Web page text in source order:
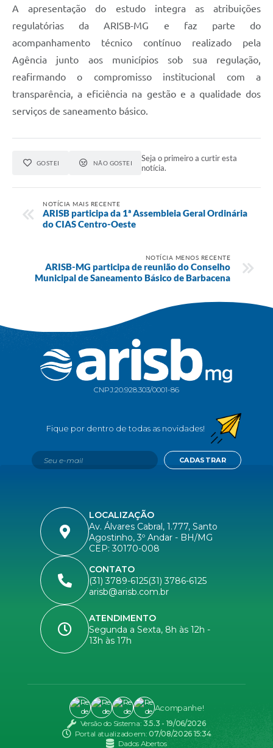
A apresentação do estudo integra as atribuições
regulatórias da ARISB-MG e faz parte do
acompanhamento técnico contínuo realizado pela
Agência junto aos municípios sob sua regulação,
reafirmando o compromisso institucional com a
transparência, a eficiência na gestão e a qualidade dos
serviços de saneamento básico.
GOSTEI NÃO GOSTEI
Seja o primeiro a curtir esta
notícia.
NOTÍCIA MAIS RECENTE
ARISB participa da 1ª Assembleia Geral Ordinária
do CIAS Centro-Oeste
NOTÍCIA MENOS RECENTE
ARISB-MG participa de reunião do Conselho
Municipal de Saneamento Básico de Barbacena
CNPJ:20.928.303/0001-86
LOCALIZAÇÃO
Av. Álvares Cabral, 1.777, Santo
Agostinho, 3º Andar - BH/MG
CEP: 30170-008
CONTATO
(31) 3789-6125(31) 3786-6125
arisb@arisb.com.br
ATENDIMENTO
Segunda a Sexta, 8h às 12h -
13h às 17h
CADASTRAR
Versão do Sistema: 3.5.3 - 19/06/2026
Portal atualizado em:07/08/2026 15:34
Dados Abertos
Acompanhe!